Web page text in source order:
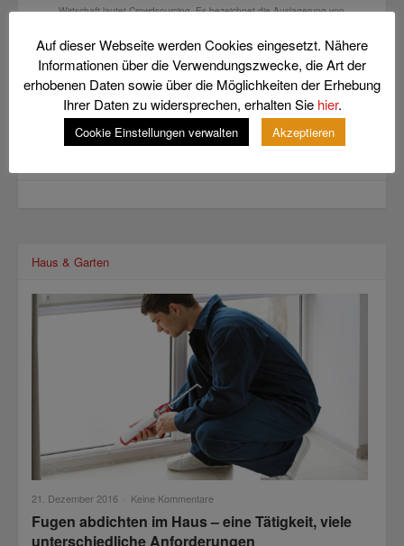
Wirtschaft lautet Crowdsourcing. Es bezeichnet die Auslagerung von
Kleines Gerät – Große Wirkung: Rauchmelder sind
Lebensretter Rauchmelder sind kleine Lebensretter. Daher ist die
Installation von Rauchmeldern so wichtig. Die Bundesländer regeln die
Gesetze hierzu...
Haus & Garten
21. Dezember 2016 · Keine Kommentare
Fugen abdichten im Haus – eine Tätigkeit, viele
unterschiedliche Anforderungen
Auf dieser Webseite werden Cookies eingesetzt. Nähere
Informationen über die Verwendungszwecke, die Art der
erhobenen Daten sowie über die Möglichkeiten der Erhebung
Ihrer Daten zu widersprechen, erhalten Sie hier.
Cookie Einstellungen verwalten Akzeptieren